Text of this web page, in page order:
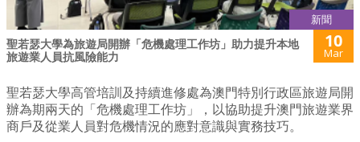
新聞
聖若瑟大學為旅遊局開辦「危機處理工作坊」助力提升本地
旅遊業人員抗風險能力
10
Mar
聖若瑟大學高管培訓及持續進修處為澳門特別行政區旅遊局開
辦為期兩天的「危機處理工作坊」，以協助提升澳門旅遊業界
商戶及從業人員對危機情況的應對意識與實務技巧。